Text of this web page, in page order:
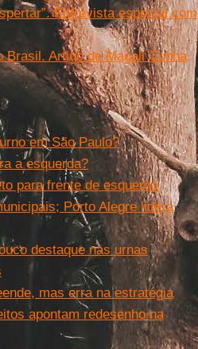
Entrevista especial com
Brasil. Artigo de Magali Cunha
em São Paulo?
a esquerda?
para frente de esquerda
Porto Alegre lidera
destaque nas urnas
mas erra na estratégia
apontam redesenho na